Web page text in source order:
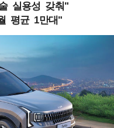
실용성 갖춰"
평균 1만대"